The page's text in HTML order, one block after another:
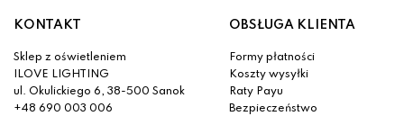
KONTAKT
Sklep z oświetleniem
ILOVE LIGHTING
ul. Okulickiego 6, 38-500 Sanok
+48 690 003 006
OBSŁUGA KLIENTA
Formy płatności
Koszty wysyłki
Raty Payu
Bezpieczeństwo